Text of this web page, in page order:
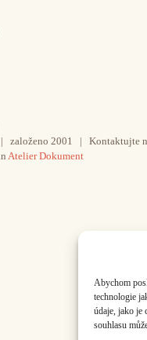
Abychom
technologie
údaje, jako je
souhlasu
| založeno 2001 | Kontaktujte
Atelier Dokument